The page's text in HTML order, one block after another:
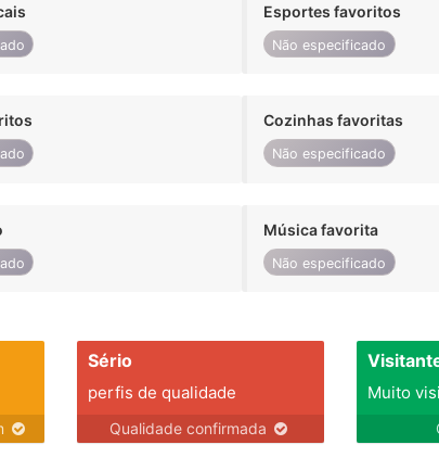
Esportes favoritos
Não especificado
Cozinhas favoritas
Não especificado
Música favorita
Não especificado
Sério
perfis de qualidade
Qualidade confirmada
Muito